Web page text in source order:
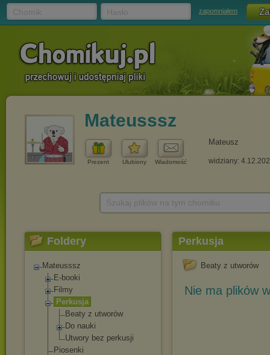
zapomniałem
Mateusssz
Prezent Ulubiony Wiadomość
Mateusz
widziany:
Foldery
Mateusssz
E-booki
Filmy
Perkusja
Beaty z utworów
Do nauki
Utwory bez perkusji
Piosenki
Perkusja
Beaty z utworów
Nie ma plików